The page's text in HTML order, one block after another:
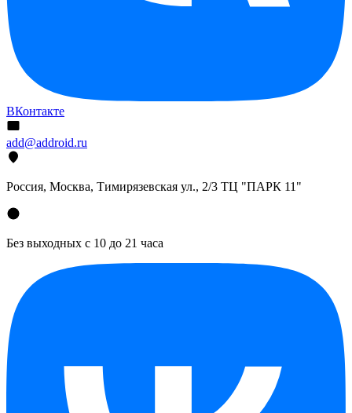
ВКонтакте
add@addroid.ru
Россия, Москва, Тимирязевская ул., 2/3 ТЦ "ПАРК 11"
Без выходных с 10 до 21 часа